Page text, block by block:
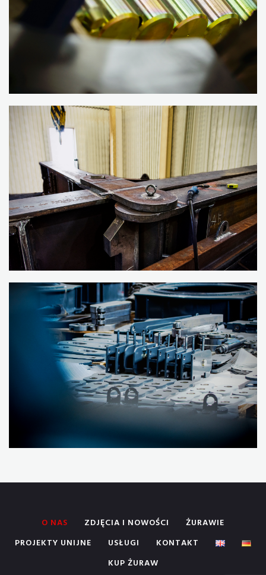
O NAS ZDJĘCIA I NOWOŚCI
ŻURAWIE
PROJEKTY UNIJNE
USŁUGI
KONTAKT
KUP ŻURAW